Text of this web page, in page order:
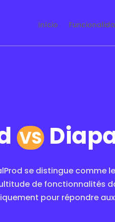
Início
VS
se distingue comme
de fonctionnalités
pour répondre